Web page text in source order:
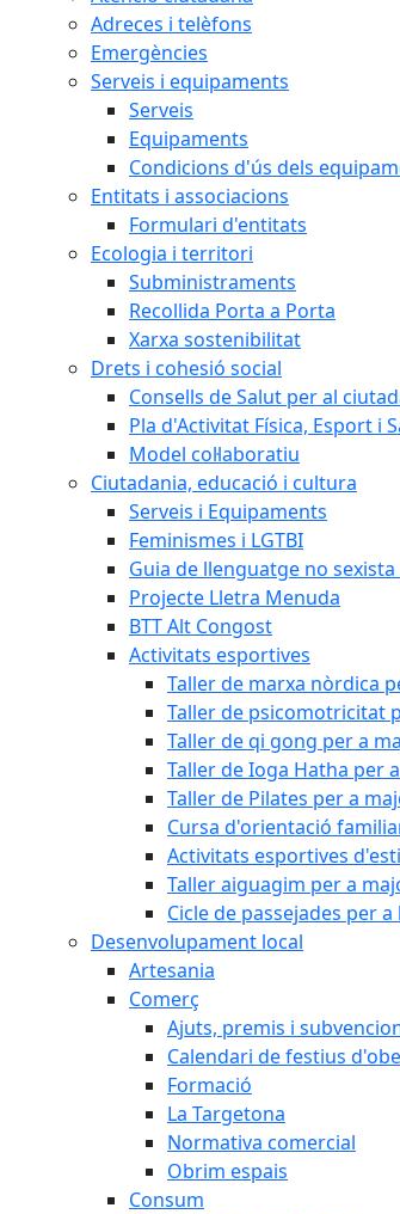
Adreces i telèfons
Emergències
Serveis i equipaments
Serveis
Equipaments
Condicions d'ús dels
Entitats i associacions
Formulari d'entitats
Ecologia i territori
Subministraments
Recollida Porta a Porta
Xarxa sostenibilitat
Drets i cohesió social
Consells de Salut per al
Pla d'Activitat Física, Esport i
Model col·laboratiu
Ciutadania, educació i cultura
Serveis i Equipaments
Feminismes i LGTBI
Guia de llenguatge no
Projecte Lletra Menuda
BTT Alt Congost
Activitats esportives
Taller de marxa nòrdica
Taller de psicomotricitat
Taller de qi gong per a
Taller de Ioga Hatha per
Taller de Pilates per a
Cursa d'orientació
Activitats esportives
Taller aiguagim per a
Cicle de passejades per
Desenvolupament local
Artesania
Comerç
Ajuts, premis i
Calendari de festius
Formació
La Targetona
Normativa comercial
Obrim espais
Consum